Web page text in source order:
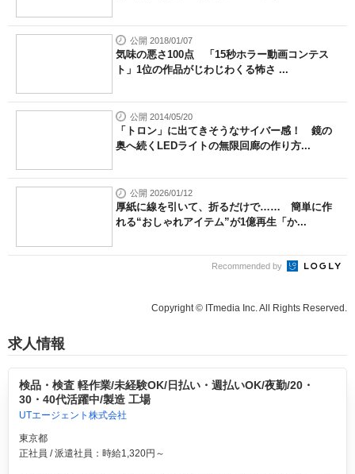
公開 2018/01/07
気味の悪さ100点 「15秒ホラー動画コンテス
ト」1位の作品がじわじわくる怖さ ...
公開 2014/05/20
「トロン」に出てきそうなサイバー感！ 鏡の
奥へ続くLEDライトの無限回廊の作り方...
公開 2026/01/12
厚紙に線を引いて、折るだけで…… 簡単に作
れる“おしゃれアイテム”が1億再生「か...
Recommended by
Copyright © ITmedia Inc. All Rights Reserved.
求人情報
検品・検査 軽作業/未経験OK/日払い・週払いOK/夜勤/20・
30・40代活躍中/製造 工場
UTエージェント株式会社
東京都
正社員 / 派遣社員：時給1,320円～